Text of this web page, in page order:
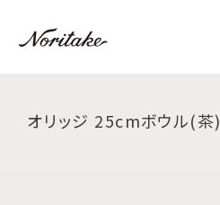
オリッジ 25cmボウル(茶)